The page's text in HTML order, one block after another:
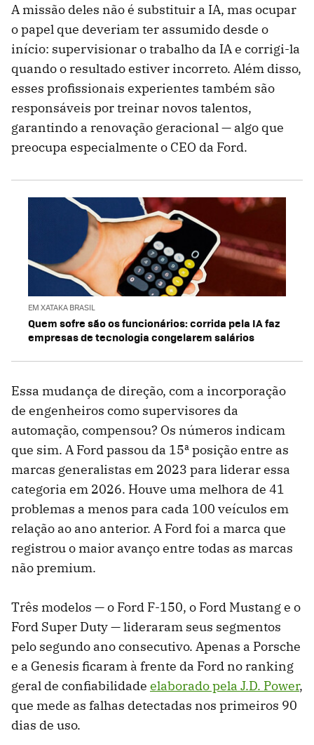
A missão deles não é substituir a IA, mas ocupar
o papel que deveriam ter assumido desde o
início: supervisionar o trabalho da IA e corrigi-la
quando o resultado estiver incorreto. Além disso,
esses profissionais experientes também são
responsáveis por treinar novos talentos,
garantindo a renovação geracional — algo que
preocupa especialmente o CEO da Ford.
EM XATAKA BRASIL
Quem sofre são os funcionários: corrida pela IA faz
empresas de tecnologia congelarem salários
Essa mudança de direção, com a incorporação
de engenheiros como supervisores da
automação, compensou? Os números indicam
que sim. A Ford passou da 15ª posição entre as
marcas generalistas em 2023 para liderar essa
categoria em 2026. Houve uma melhora de 41
problemas a menos para cada 100 veículos em
relação ao ano anterior. A Ford foi a marca que
registrou o maior avanço entre todas as marcas
não premium.
Três modelos — o Ford F-150, o Ford Mustang e o
Ford Super Duty — lideraram seus segmentos
pelo segundo ano consecutivo. Apenas a Porsche
e a Genesis ficaram à frente da Ford no ranking
geral de confiabilidade elaborado pela J.D. Power,
que mede as falhas detectadas nos primeiros 90
dias de uso.